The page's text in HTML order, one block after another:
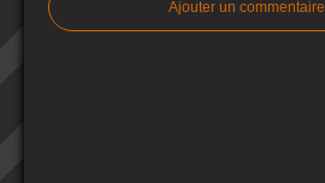
Ajouter un commentaire